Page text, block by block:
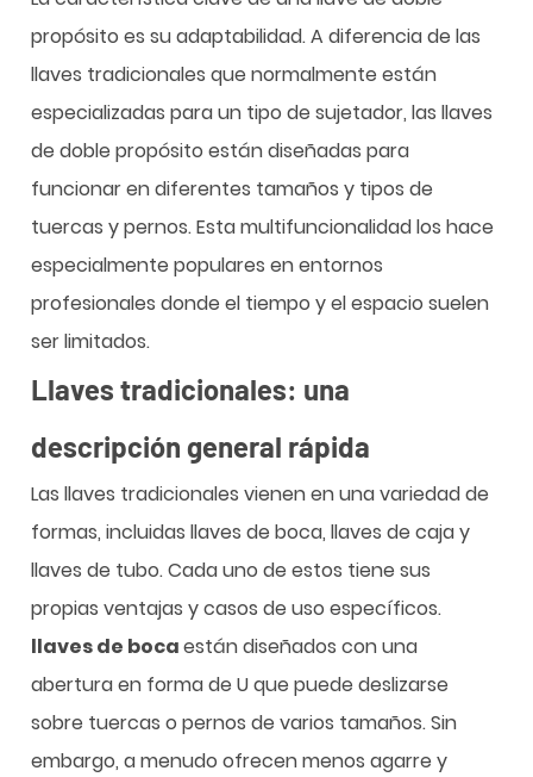
propósito es su adaptabilidad. A diferencia de las
llaves tradicionales que normalmente están
especializadas para un tipo de sujetador, las llaves
de doble propósito están diseñadas para
funcionar en diferentes tamaños y tipos de
tuercas y pernos. Esta multifuncionalidad los hace
especialmente populares en entornos
profesionales donde el tiempo y el espacio suelen
ser limitados.
Llaves tradicionales: una
descripción general rápida
Las llaves tradicionales vienen en una variedad de
formas, incluidas llaves de boca, llaves de caja y
llaves de tubo. Cada uno de estos tiene sus
propias ventajas y casos de uso específicos.
llaves de bocaestán diseñados con una
abertura en forma de U que puede deslizarse
sobre tuercas o pernos de varios tamaños. Sin
embargo, a menudo ofrecen menos agarre y